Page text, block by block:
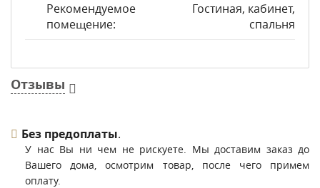
Рекомендуемое
помещение:
Гостиная, кабинет,
спальня
Отзывы
Без предоплаты.
У нас Вы ни чем не рискуете. Мы доставим заказ до
Вашего дома, осмотрим товар, после чего примем
оплату.